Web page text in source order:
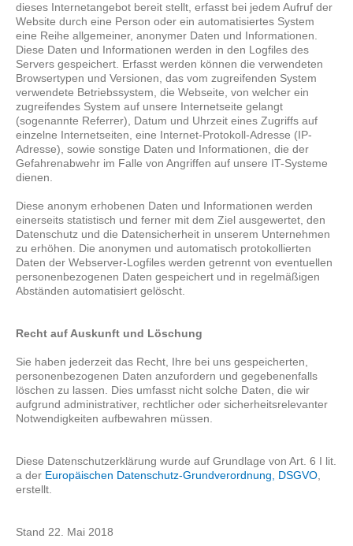
dieses Internetangebot bereit stellt, erfasst bei jedem Aufruf der
Website durch eine Person oder ein automatisiertes System
eine Reihe allgemeiner, anonymer Daten und Informationen.
Diese Daten und Informationen werden in den Logfiles des
Servers gespeichert. Erfasst werden können die verwendeten
Browsertypen und Versionen, das vom zugreifenden System
verwendete Betriebssystem, die Webseite, von welcher ein
zugreifendes System auf unsere Internetseite gelangt
(sogenannte Referrer), Datum und Uhrzeit eines Zugriffs auf
einzelne Internetseiten, eine Internet-Protokoll-Adresse (IP-
Adresse), sowie sonstige Daten und Informationen, die der
Gefahrenabwehr im Falle von Angriffen auf unsere IT-Systeme
dienen.
Diese anonym erhobenen Daten und Informationen werden
einerseits statistisch und ferner mit dem Ziel ausgewertet, den
Datenschutz und die Datensicherheit in unserem Unternehmen
zu erhöhen. Die anonymen und automatisch protokollierten
Daten der Webserver-Logfiles werden getrennt von eventuellen
personenbezogenen Daten gespeichert und in regelmäßigen
Abständen automatisiert gelöscht.
Recht auf Auskunft und Löschung
Sie haben jederzeit das Recht, Ihre bei uns gespeicherten,
personenbezogenen Daten anzufordern und gegebenenfalls
löschen zu lassen. Dies umfasst nicht solche Daten, die wir
aufgrund administrativer, rechtlicher oder sicherheitsrelevanter
Notwendigkeiten aufbewahren müssen.
Diese Datenschutzerklärung wurde auf Grundlage von Art. 6 I lit.
a der Europäischen Datenschutz-Grundverordnung, DSGVO
erstellt.
Stand 22. Mai 2018